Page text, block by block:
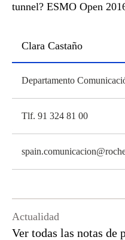
tunnel? ESMO Open
Clara Castaño
Departamento
Tlf. 91 324 81 00
Actualidad
Ver todas las notas de